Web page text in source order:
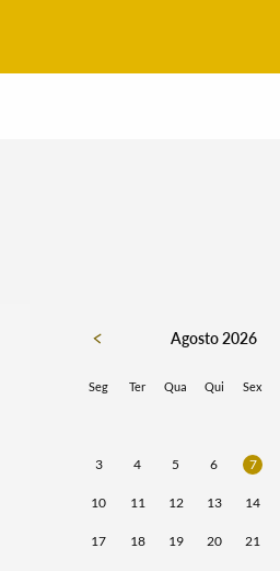
Agosto 2026
Seg Ter Qua Qui Sex
3 4 5 6 7
10 11 12 13 14
17 18 19 20 21